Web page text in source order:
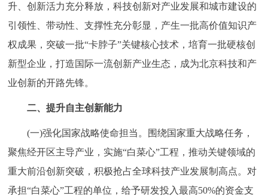
升、创新活力充分释放，科技创新对产业发展和城市建设的
引领性、带动性、支撑性充分彰显，产生一批高价值知识产
权成果，突破一批“卡脖子”关键核心技术，培育一批硬核创
新型企业，打造国际一流创新产业生态，成为北京科技和产
业创新的开路先锋。
二、提升自主创新能力
(一)强化国家战略使命担当。围绕国家重大战略任务，
聚焦经开区主导产业，实施“白菜心”工程，推动关键领域的
重大前沿创新突破，积极抢占全球科技产业发展制高点。对
承担“白菜心”工程的单位，给予研发投入最高50%的资金支